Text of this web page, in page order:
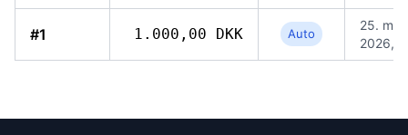
#1 1.000,00 DKK Auto
25. maj
2026,